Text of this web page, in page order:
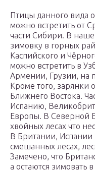
Птицы данного вида
можно встретить от
части Сибири. В
зимовку в горных
Каспийского и
можно встретить в
Армении, Грузии, на
Кроме того, зарянки
Ближнего Востока.
Испанию,
Европы. В Северной
хвойных лесах что
В Британии, Испании
смешанных лесах,
Замечено, что
а остаются зимовать